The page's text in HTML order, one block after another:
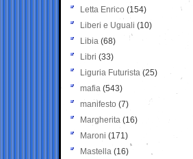
Letta Enrico (154)
Liberi e Uguali (10)
Libia (68)
Libri (33)
Liguria Futurista (25)
mafia (543)
manifesto (7)
Margherita (16)
Maroni (171)
Mastella (16)